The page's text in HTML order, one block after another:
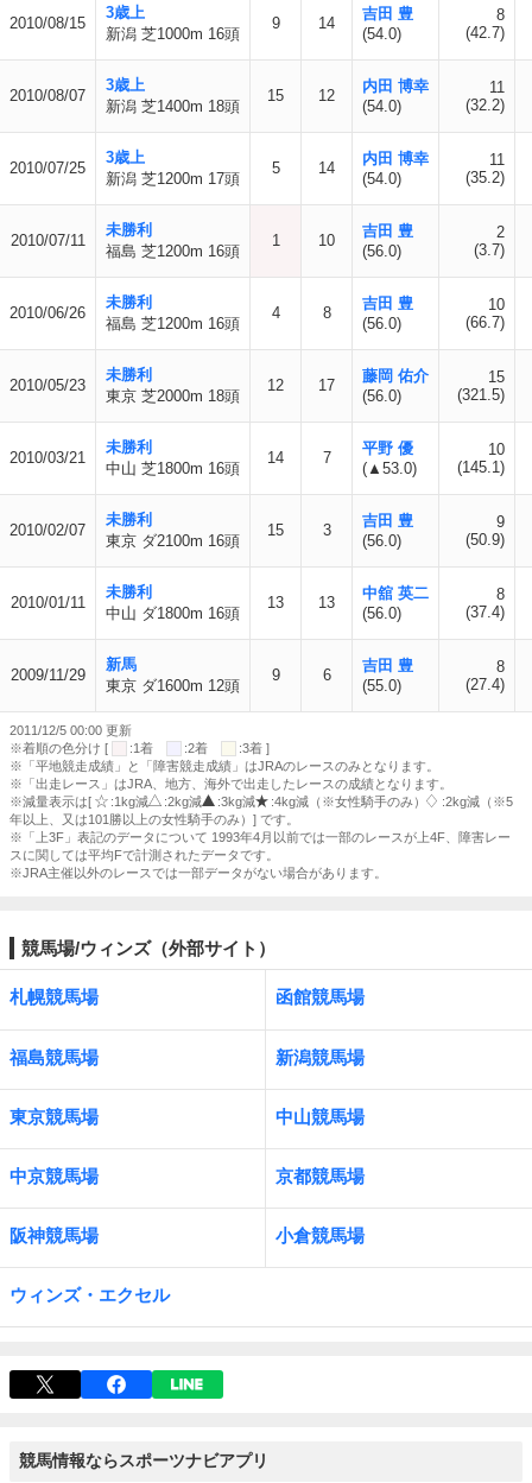
2010/08/15
3歳上
新潟 芝1000m 16頭
9 14
吉田 豊
(54.0)
8
(42.7)
2010/08/07
3歳上
新潟 芝1400m 18頭
15 12
内田 博幸
(54.0)
11
(32.2)
2010/07/25
3歳上
新潟 芝1200m 17頭
5 14
内田 博幸
(54.0)
11
(35.2)
2010/07/11
未勝利
福島 芝1200m 16頭
1 10
吉田 豊
(56.0)
2
(3.7)
2010/06/26
未勝利
福島 芝1200m 16頭
4 8
吉田 豊
(56.0)
10
(66.7)
2010/05/23
未勝利
東京 芝2000m 18頭
12 17
藤岡 佑介
(56.0)
15
(321.5)
2010/03/21
未勝利
中山 芝1800m 16頭
14 7
平野 優
(▲53.0)
10
(145.1)
2010/02/07
未勝利
東京 ダ2100m 16頭
15 3
吉田 豊
(56.0)
9
(50.9)
2010/01/11
未勝利
中山 ダ1800m 16頭
13 13
中舘 英二
(56.0)
8
(37.4)
2009/11/29
新馬
東京 ダ1600m 12頭
9 6
吉田 豊
(55.0)
8
(27.4)
2011/12/5 00:00 更新
※着順の色分け [
:1着 :2着
:3着 ]
※「平地競走成績」と「障害競走成績」はJRAのレースのみとなります。
※「出走レース」はJRA、地方、海外で出走したレースの成績となります。
※減量表示は[
:1kg減 :2kg減 :3kg減 :4kg減（※女性騎手のみ）
:2kg減（※5
年以上、又は101勝以上の女性騎手のみ）] です。
※「上3F」表記のデータについて 1993年4月以前では一部のレースが上4F、障害レー
スに関しては平均Fで計測されたデータです。
※JRA主催以外のレースでは一部データがない場合があります。
競馬場/ウィンズ（外部サイト）
札幌競馬場 函館競馬場
福島競馬場 新潟競馬場
東京競馬場 中山競馬場
中京競馬場 京都競馬場
阪神競馬場 小倉競馬場
ウィンズ・エクセル
競馬情報ならスポーツナビアプリ